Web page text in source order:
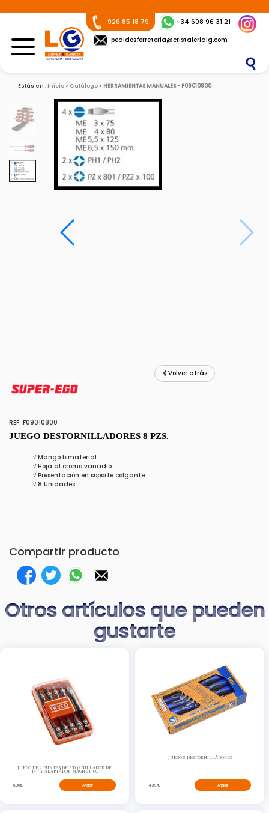
926 85 18 79
+34 608 96 31 21
pedidosferreteria@cristalerialg.com
Estás en : Inicio Catálogo HERRAMIENTAS MANUALES - F09010800
Volver atrás
REF: F09010800
JUEGO DESTORNILLADORES 8 PZS.
√Mango bimaterial.
√Hoja al cromo vanadio.
√Presentación en soporte colgante.
√8 Unidades.
Compartir producto
Otros artículos que pueden
gustarte
JUEGO DE 9 PUNTAS DE ATORNILLADOR DE
1/4" Y ADAPTADOR MAGNÉTICO
6,06€ Añadir
JUEGO 8 DESTORNILLADORES
43,91€ Añadir